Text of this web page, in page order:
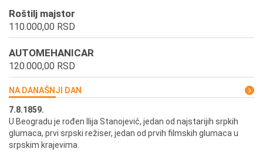
Roštilj majstor
110.000,00 RSD
AUTOMEHANICAR
120.000,00 RSD
NA DANAŠNJI DAN
7.8.1859.
U Beogradu je rođen Ilija Stanojević, jedan od najstarijih srpkih
glumaca, prvi srpski režiser, jedan od prvih filmskih glumaca u
srpskim krajevima.